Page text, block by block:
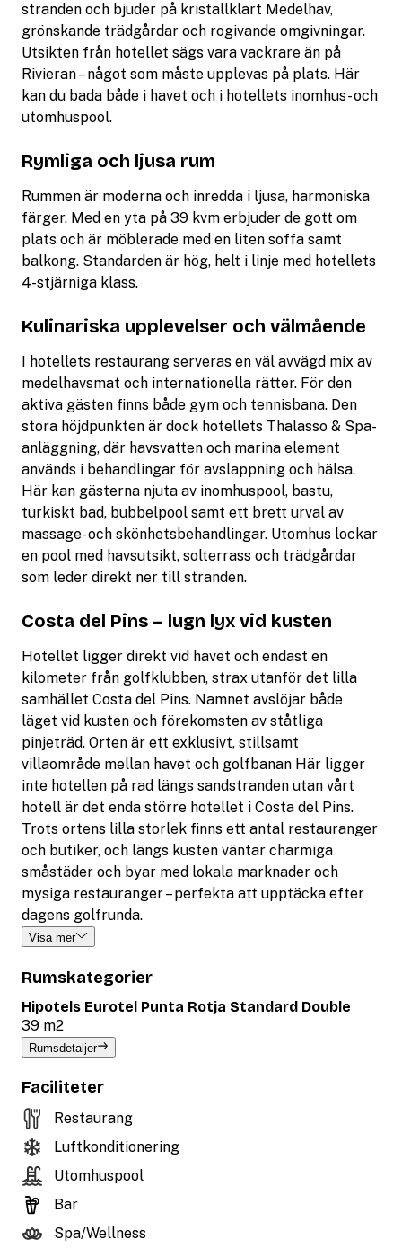
stranden och bjuder på kristallklart Medelhav,
grönskande trädgårdar och rogivande omgivningar.
Utsikten från hotellet sägs vara vackrare än på
Rivieran – något som måste upplevas på plats. Här
kan du bada både i havet och i hotellets inomhus- och
utomhuspool.
Rymliga och ljusa rum
Rummen är moderna och inredda i ljusa, harmoniska
färger. Med en yta på 39 kvm erbjuder de gott om
plats och är möblerade med en liten soffa samt
balkong. Standarden är hög, helt i linje med hotellets
4-stjärniga klass.
Kulinariska upplevelser och välmående
I hotellets restaurang serveras en väl avvägd mix av
medelhavsmat och internationella rätter. För den
aktiva gästen finns både gym och tennisbana. Den
stora höjdpunkten är dock hotellets Thalasso & Spa-
anläggning, där havsvatten och marina element
används i behandlingar för avslappning och hälsa.
Här kan gästerna njuta av inomhuspool, bastu,
turkiskt bad, bubbelpool samt ett brett urval av
massage- och skönhetsbehandlingar. Utomhus lockar
en pool med havsutsikt, solterrass och trädgårdar
som leder direkt ner till stranden.
Costa del Pins – lugn lyx vid kusten
Hotellet ligger direkt vid havet och endast en
kilometer från golfklubben, strax utanför det lilla
samhället Costa del Pins. Namnet avslöjar både
läget vid kusten och förekomsten av ståtliga
pinjeträd. Orten är ett exklusivt, stillsamt
villaområde mellan havet och golfbanan Här ligger
inte hotellen på rad längs sandstranden utan vårt
hotell är det enda större hotellet i Costa del Pins.
Trots ortens lilla storlek finns ett antal restauranger
och butiker, och längs kusten väntar charmiga
småstäder och byar med lokala marknader och
mysiga restauranger – perfekta att upptäcka efter
dagens golfrunda.
Visa mer
Rumskategorier
Hipotels Eurotel Punta Rotja Standard Double
39 m2
Rumsdetaljer
Faciliteter
Restaurang
Luftkonditionering
Utomhuspool
Bar
Spa/Wellness